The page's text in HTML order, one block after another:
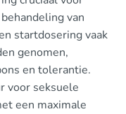
van
startdosering vaak
genomen,
en tolerantie.
voor seksuele
een maximale